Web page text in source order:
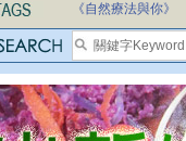
《自然療法與你》